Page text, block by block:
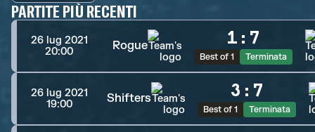
PARTITE PIÙ RECENTI
26 lug 2021
20:00
Rogue 1 : 7
Best of 1 Terminata
26 lug 2021
19:00
Shifters 3 : 7
Best of 1 Terminata